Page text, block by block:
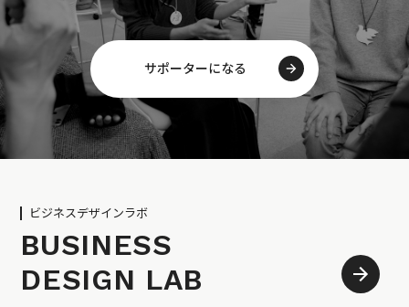
サポーターになる
ビジネスデザインラボ
BUSINESS
DESIGN LAB